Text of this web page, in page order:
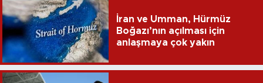
İran ve Umman, Hürmüz
Boğazı’nın açılması için
anlaşmaya çok yakın